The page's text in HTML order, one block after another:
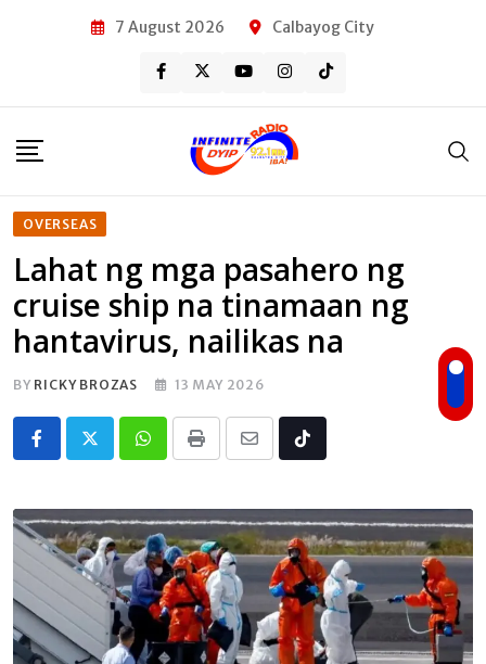
7 August 2026 Calbayog City
OVERSEAS
Lahat ng mga pasahero ng
cruise ship na tinamaan ng
hantavirus, nailikas na
BY RICKY BROZAS 13 MAY 2026
Whatsapp
Print
Share
Email
Tiktok